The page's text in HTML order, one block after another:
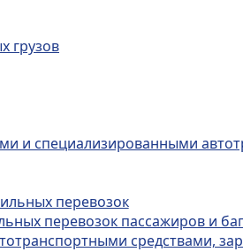
грузов
и специализированными
перевозок
перевозок пассажиров и
средствами,